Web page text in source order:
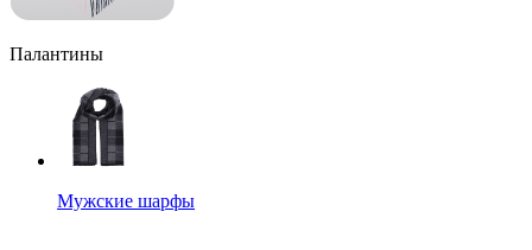
Палантины
Мужские шарфы